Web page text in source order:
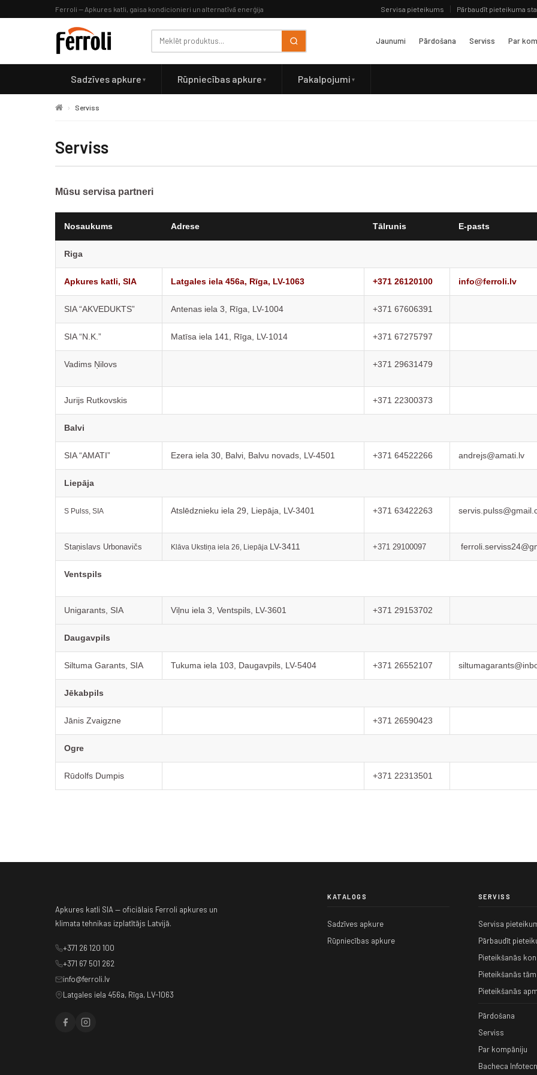
Ferroli — Apkures katli, gaisa kondicionieri un alternatīvā enerģija Servisa pieteikums Pārbaudīt pieteikuma
Jaunumi Pārdošana Serviss Par
Sadzīves apkure Rūpniecības apkure Pakalpojumi
Serviss
Serviss
Mūsu servisa partneri
Nosaukums Adrese Tālrunis E-pasts
Riga
Apkures katli, SIA Latgales iela 456a, Rīga, LV-1063 +371 26120100 info@ferroli.lv
SIA “AKVEDUKTS” Antenas iela 3, Rīga, LV-1004 +371 67606391
SIA “N.K.” Matīsa iela 141, Rīga, LV-1014 +371 67275797
Vadims Ņilovs +371 29631479
Jurijs Rutkovskis +371 22300373
Balvi
SIA “AMATI” Ezera iela 30, Balvi, Balvu novads, LV-4501 +371 64522266 andrejs@amati.lv
Liepāja
S Pulss, SIA Atslēdznieku iela 29, Liepāja, LV-3401 +371 63422263
Staņislavs Urbonavičs Klāva Ukstiņa iela 26, Liepāja LV-3411 +371 29100097
Ventspils
Unigarants, SIA Viļnu iela 3, Ventspils, LV-3601 +371 29153702
Daugavpils
Siltuma Garants, SIA Tukuma iela 103, Daugavpils, LV-5404 +371 26552107
Jēkabpils
Jānis Zvaigzne +371 26590423
Ogre
Rūdolfs Dumpis +371 22313501
Apkures katli SIA — oficiālais Ferroli apkures un
klimata tehnikas izplatītājs Latvijā.
+371 26 120 100
+371 67 501 262
info@ferroli.lv
Latgales iela 456a, Rīga, LV-1063
KATALOGS
Sadzīves apkure
Rūpniecības apkure
SERVISS
Servisa
Pārbaudīt
Pieteikšanās
Pieteikšanās
Pieteikšanās
Pārdošana
Serviss
Par kompāniju
Bacheca